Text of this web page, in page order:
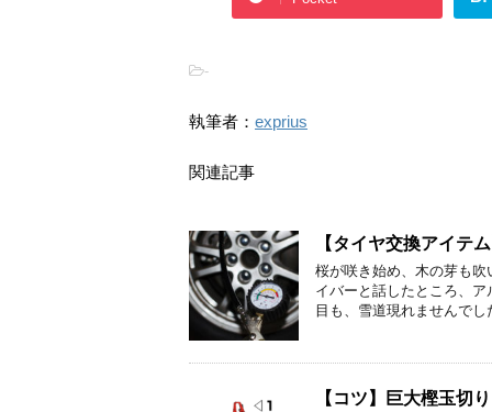
-
執筆者： exprius
関連記事
【タイヤ交換アイテ
桜が咲き始め、木の芽も
イバーと話したところ、
目も、雪道現れませんで
【コツ】巨大樫玉切